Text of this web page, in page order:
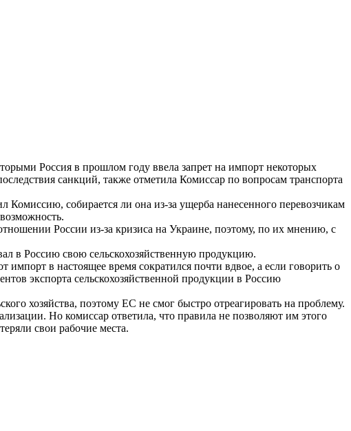
Россия в прошлом году ввела запрет на импорт некоторых
санкций, также отметила Комиссар по вопросам транспорта
Комиссию, собирается ли она из-за ущерба нанесенного перевозчикам
России из-за кризиса на Украине, поэтому, по их мнению, с
в Россию свою сельскохозяйственную продукцию.
в настоящее время сократился почти вдвое, а если говорить о
экспорта сельскохозяйственной продукции в Россию
хозяйства, поэтому ЕС не смог быстро отреагировать на проблему.
Но комиссар ответила, что правила не позволяют им этого
свои рабочие места.